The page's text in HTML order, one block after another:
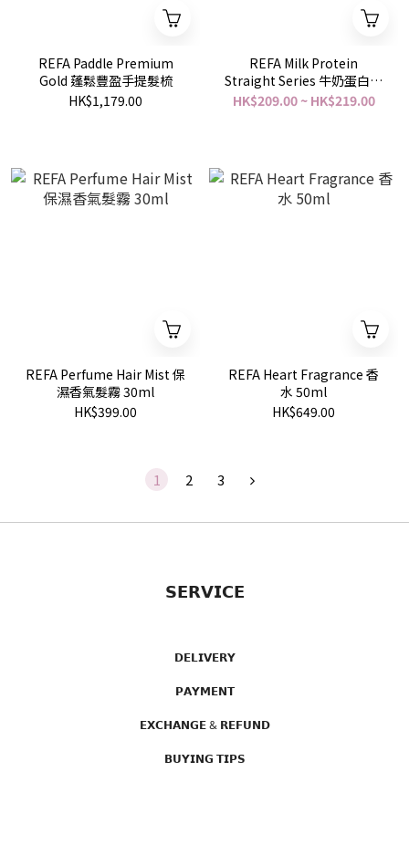
REFA Paddle Premium
Gold 蓬鬆豐盈手提髮梳
HK$1,179.00
REFA Milk Protein
Straight Series 牛奶蛋白順
髮系列
HK$209.00 ~ HK$219.00
REFA Perfume Hair Mist 保
濕香氣髮霧 30ml
HK$399.00
REFA Heart Fragrance 香
水 50ml
HK$649.00
1 2 3
𝗦𝗘𝗥𝗩𝗜𝗖𝗘
𝗗𝗘𝗟𝗜𝗩𝗘𝗥𝗬
𝗣𝗔𝗬𝗠𝗘𝗡𝗧
𝗘𝗫𝗖𝗛𝗔𝗡𝗚𝗘 & 𝗥𝗘𝗙𝗨𝗡𝗗
𝗕𝗨𝗬𝗜𝗡𝗚 𝗧𝗜𝗣𝗦